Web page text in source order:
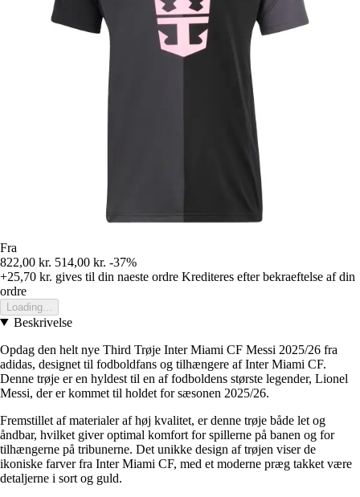
Fra
822,00 kr. 514,00 kr. -37%
+25,70 kr. gives til din naeste ordre Krediteres efter bekraeftelse af din
ordre
Loading...
Beskrivelse
Opdag den helt nye Third Trøje Inter Miami CF Messi 2025/26 fra
adidas, designet til fodboldfans og tilhængere af Inter Miami CF.
Denne trøje er en hyldest til en af fodboldens største legender, Lionel
Messi, der er kommet til holdet for sæsonen 2025/26.
Fremstillet af materialer af høj kvalitet, er denne trøje både let og
åndbar, hvilket giver optimal komfort for spillerne på banen og for
tilhængerne på tribunerne. Det unikke design af trøjen viser de
ikoniske farver fra Inter Miami CF, med et moderne præg takket være
detaljerne i sort og guld.